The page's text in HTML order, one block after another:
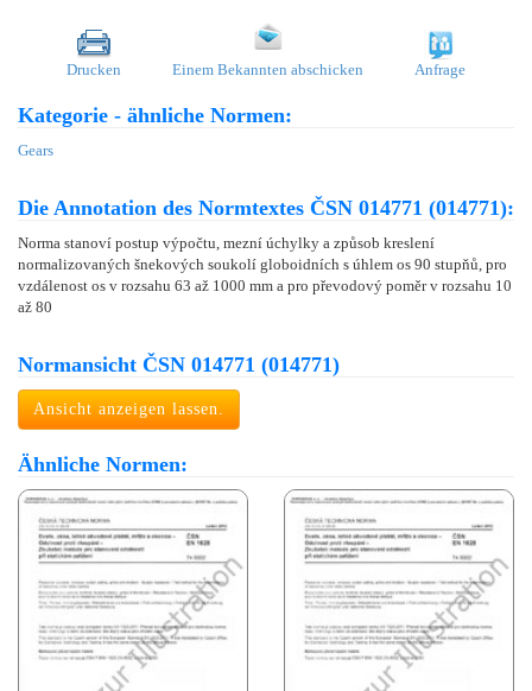
Drucken Einem Bekannten abschicken Anfrage
Kategorie - ähnliche Normen:
Gears
Die Annotation des Normtextes ČSN 014771 (014771):
Norma stanoví postup výpočtu, mezní úchylky a způsob kreslení
normalizovaných šnekových soukolí globoidních s úhlem os 90 stupňů, pro
vzdálenost os v rozsahu 63 až 1000 mm a pro převodový poměr v rozsahu 10
až 80
Normansicht ČSN 014771 (014771)
Ansicht anzeigen lassen.
Ähnliche Normen: